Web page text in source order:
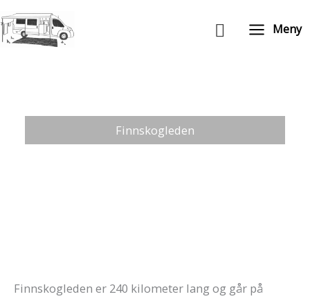
rett
til
Søk Meny
Finnskogleden
Finnskogleden er 240 kilometer lang og går på